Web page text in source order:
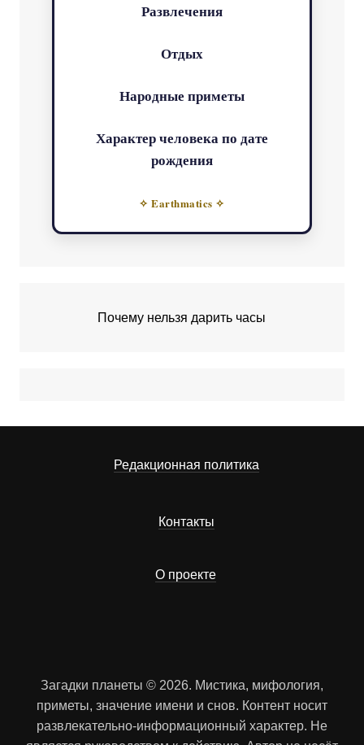
Развлечения
Отдых
Народные приметы
Характер человека по дате
рождения
✧ Earthmatics ✧
Почему нельзя дарить часы
Редакционная политика
Контакты
О проекте
Загадки планеты © 2026. Мистика, мифология,
приметы, значение имени и снов. Контент носит
развлекательно-информационный характер. Не